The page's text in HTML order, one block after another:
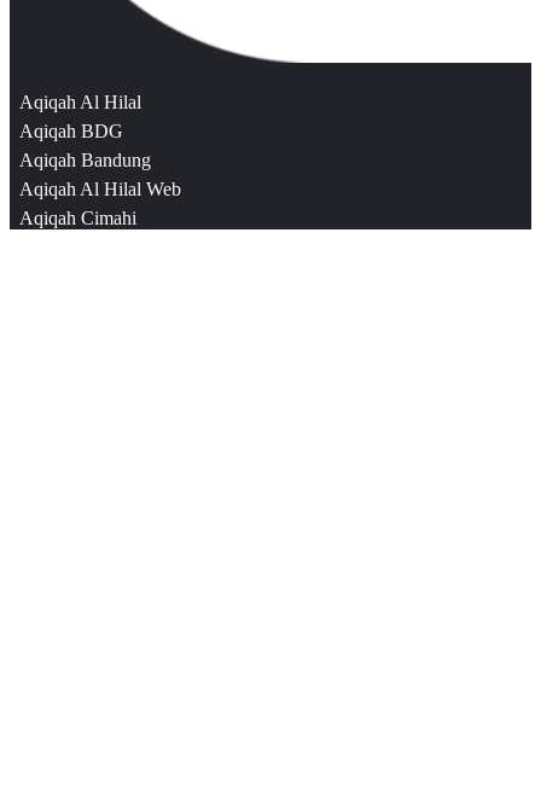
Aqiqah Al Hilal
Aqiqah BDG
Aqiqah Bandung
Aqiqah Al Hilal Web
Aqiqah Cimahi